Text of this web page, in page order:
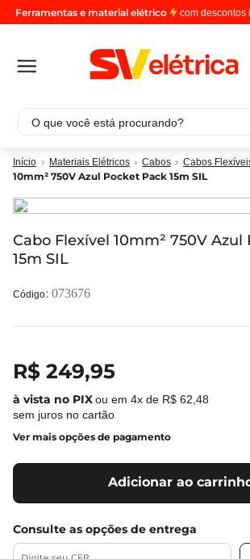
Ferramentas e material elétrico com descontos
O que você está procurando?
Materiais Elétricos Cabos Cabos
10mm² 750V Azul Pocket Pack 15m SIL
Cabo Flexível 10mm² 750V Azul
15m SIL
: 073676
R$ 249,95
ou em 4x de R$ 62 48
sem juros no cartão
Ver mais opções de pagamento
Adicionar ao
Termos mais buscados
2º luminaria
3º tomada
4 º cabo pp
4